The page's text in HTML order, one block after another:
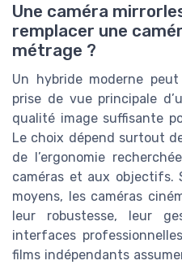
Une caméra
remplacer une
métrage ?
Un hybride moderne
prise de vue principale
qualité image suffisante
Le choix dépend surtout
de l’ergonomie
caméras et aux objectifs.
moyens, les caméras
leur robustesse, leur
interfaces
films indépendants